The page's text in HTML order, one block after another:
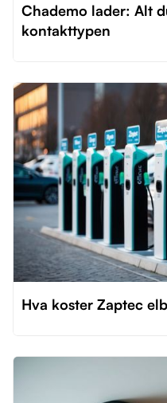
Chademo lader: Alt
kontakttypen
Hva koster Zaptec